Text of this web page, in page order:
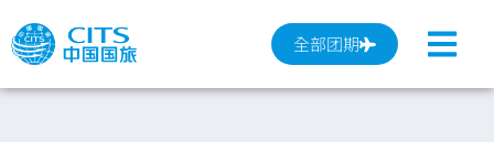
至
全部团期